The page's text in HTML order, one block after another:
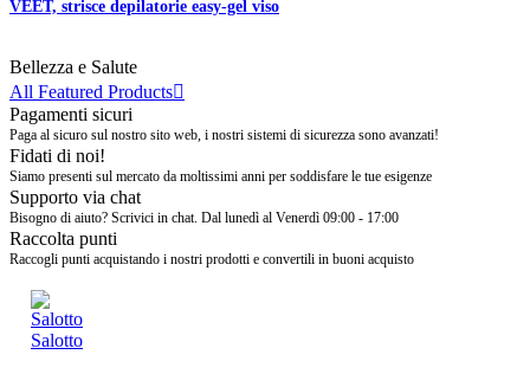
VEET, strisce depilatorie easy-gel viso
Bellezza e Salute
All Featured Products
Pagamenti sicuri
Paga al sicuro sul nostro sito web, i nostri sistemi di sicurezza sono avanzati!
Fidati di noi!
Siamo presenti sul mercato da moltissimi anni per soddisfare le tue esigenze
Supporto via chat
Bisogno di aiuto? Scrivici in chat. Dal lunedì al Venerdì 09:00 - 17:00
Raccolta punti
Raccogli punti acquistando i nostri prodotti e convertili in buoni acquisto
Salotto